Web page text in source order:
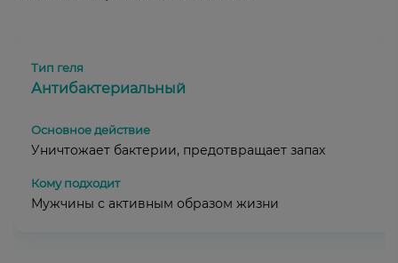
Антибактериальный
Уничтожает бактерии, предотвращает запах
Мужчины с активным образом жизни